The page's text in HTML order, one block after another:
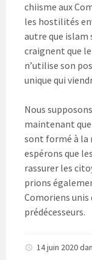
chiisme aux
les hostilités
autre que islam
craignent que
n’utilise son
unique qui
Nous
maintenant
sont formé à la
espérons que
rassurer les
prions
Comoriens
prédécesseurs.
14 juin 2020